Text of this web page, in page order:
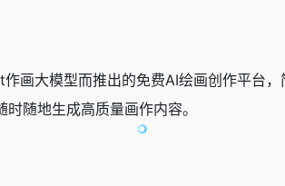
画大模型而推出的免费AI绘画创作平台
随地生成高质量画作内容。